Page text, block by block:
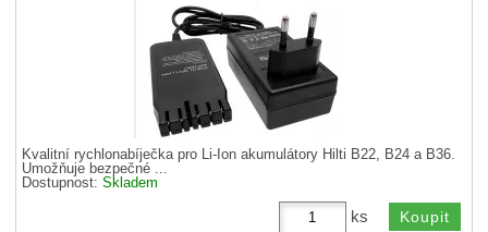
Kvalitní rychlonabíječka pro Li-Ion akumulátory Hilti B22, B24 a B36.
Umožňuje bezpečné ...
Dostupnost:Skladem
ks